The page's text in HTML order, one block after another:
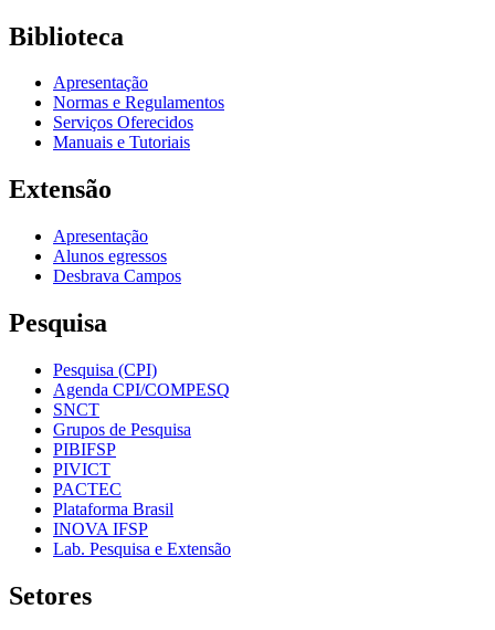
Biblioteca
Apresentação
Normas e Regulamentos
Serviços Oferecidos
Manuais e Tutoriais
Extensão
Apresentação
Alunos egressos
Desbrava Campos
Pesquisa
Pesquisa (CPI)
Agenda CPI/COMPESQ
SNCT
Grupos de Pesquisa
PIBIFSP
PIVICT
PACTEC
Plataforma Brasil
INOVA IFSP
Lab. Pesquisa e Extensão
Setores